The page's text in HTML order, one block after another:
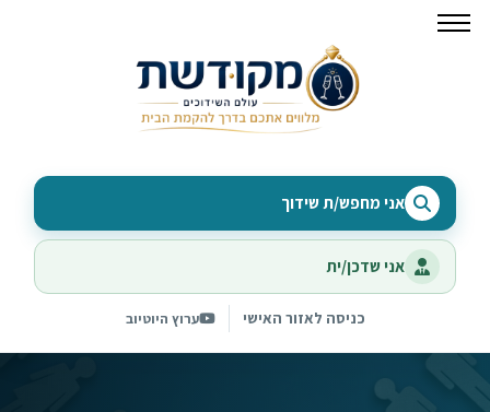
אני מחפש/ת שידוך
אני שדכן/ית
כניסה לאזור האישי ערוץ היוטיוב